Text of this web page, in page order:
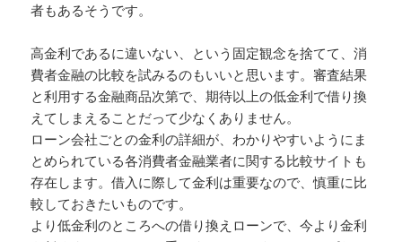
者もあるそうです。
高金利であるに違いない、という固定観念を捨てて、消
費者金融の比較を試みるのもいいと思います。審査結果
と利用する金融商品次第で、期待以上の低金利で借り換
えてしまえることだって少なくありません。
ローン会社ごとの金利の詳細が、わかりやすいようにま
とめられている各消費者金融業者に関する比較サイトも
存在します。借入に際して金利は重要なので、慎重に比
較しておきたいものです。
より低金利のところへの借り換えローンで、今より金利